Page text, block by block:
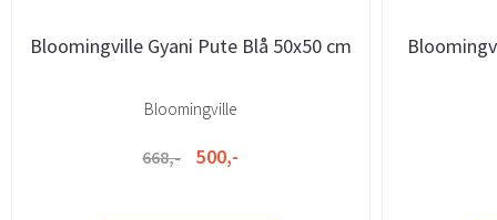
Bloomingville Gyani Pute Blå 50x50 cm
Bloomingville
668,- 500,-